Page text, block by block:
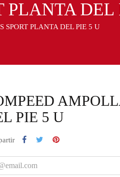
PLANTA DEL
SPORT PLANTA DEL PIE 5 U
PIE 5 U